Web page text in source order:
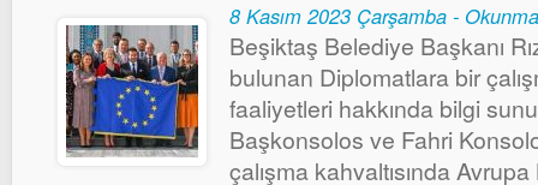
8 Kasım 2023 Çarşamba -
Beşiktaş Belediye Başkanı
bulunan Diplomatlara bir
faaliyetleri hakkında bilgi
Başkonsolos ve Fahri
çalışma kahvaltısında